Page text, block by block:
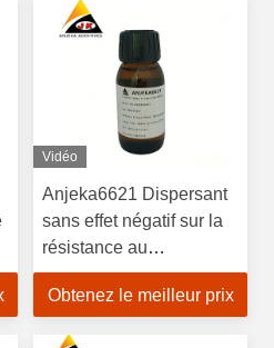
Vidéo
Anjeka6621 Dispersant
sans effet négatif sur la
résistance au
jaunissement/l'adhérence
des métaux BYK 2152
Obtenez le meilleur prix